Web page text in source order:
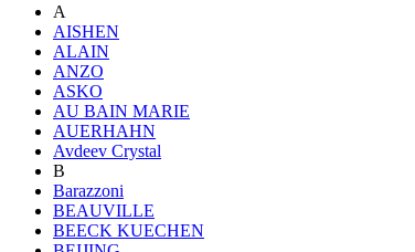
A
AISHEN
ALAIN
ANZO
ASKO
AU BAIN MARIE
AUERHAHN
Avdeev Crystal
B
Barazzoni
BEAUVILLE
BEECK KUECHEN